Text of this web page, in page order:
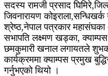
सदस्य रामजी प्रसाद
जिवनारायण
श्रेष्ठ,नेपाल पत्रकार
सभापति लक्ष्मण खड्का,
छमकुमारी खनाल लगायतले
कार्यक्रममा क्याम्पस प्रमुख
गर्नुभएको थियो ।